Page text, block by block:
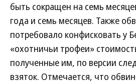
быть сокращен на семь
года и семь месяцев. Также
потребовало конфисковать у
«охотничьи трофеи»
полученные им, по версии
взяток. Отмечается, что